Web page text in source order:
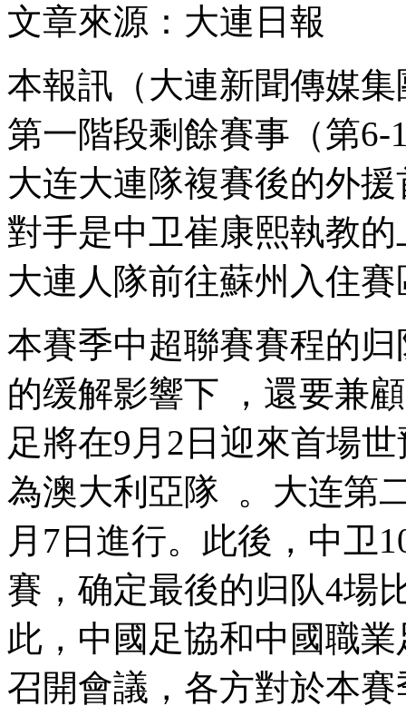
文章來源：大連日報
本報訊（大連新聞傳媒
第一階段剩餘賽事（第6-
大连大連隊複賽後的外援
對手是中卫崔康熙執教的
大連人隊前往蘇州入住賽
本賽季中超聯賽賽程的归
的缓解影響下 ，還要兼
足將在9月2日迎來首場世
為澳大利亞隊  。大连
月7日進行。此後，中
賽 ，确定最後的归队4
此，中國足協和中國
召開會議，各方對於本